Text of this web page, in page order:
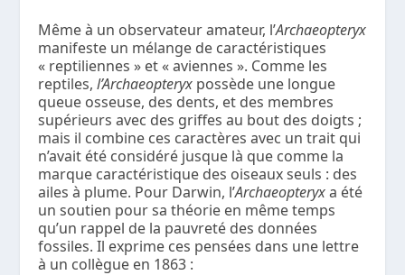
Même à un observateur amateur, l’Archaeopteryx
manifeste un mélange de caractéristiques
« reptiliennes » et « aviennes ». Comme les
reptiles,l’Archaeopteryx possède une longue
queue osseuse, des dents, et des membres
supérieurs avec des griffes au bout des doigts ;
mais il combine ces caractères avec un trait qui
n’avait été considéré jusque là que comme la
marque caractéristique des oiseaux seuls : des
ailes à plume. Pour Darwin, l’Archaeopteryxa été
un soutien pour sa théorie en même temps
qu’un rappel de la pauvreté des données
fossiles. Il exprime ces pensées dans une lettre
à un collègue en 1863 :